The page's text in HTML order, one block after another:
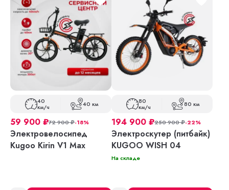
40
км/ч 40 км
59 900 ₽72 900₽-18%
Электровелосипед
Kugoo Kirin V1 Max
80
км/ч 80 км
194 900 ₽250 900₽-22%
Электроскутер (питбайк)
KUGOO WISH 04
На складе